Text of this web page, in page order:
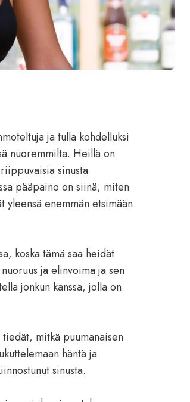
ja tulla kohdelluksi
nuoremmilta. Heillä on
​​sinusta
pääpaino on siinä, miten
yleensä enemmän etsimään
koska tämä saa heidät
ja elinvoima ja sen
jonkun kanssa, jolla on
tiedät, mitkä puumanaisen
häntä ja
sinusta.